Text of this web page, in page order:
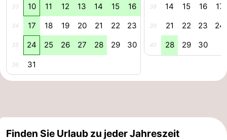
Parken
Reisebuchshop
Medizin
Adressen
Region
-
33 10 11 12 13 14 15 16
34 17 18 19 20 21 22 23
35 24 25 26 27 28 29 30
36 31
38 14 15 16 17
39 21 22 23 24
40 28 29 30
Finden Sie Urlaub zu jeder Jahreszeit